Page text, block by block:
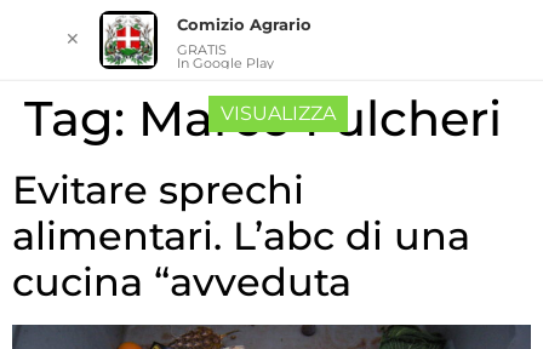
Tag: Marco Fulcheri
Evitare sprechi
alimentari. L’abc di una
cucina “avveduta
✕
Comizio Agrario
GRATIS
In Google Play
VISUALIZZA